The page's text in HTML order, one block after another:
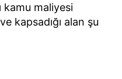
kamu maliyesi
kapsadığı alan şu